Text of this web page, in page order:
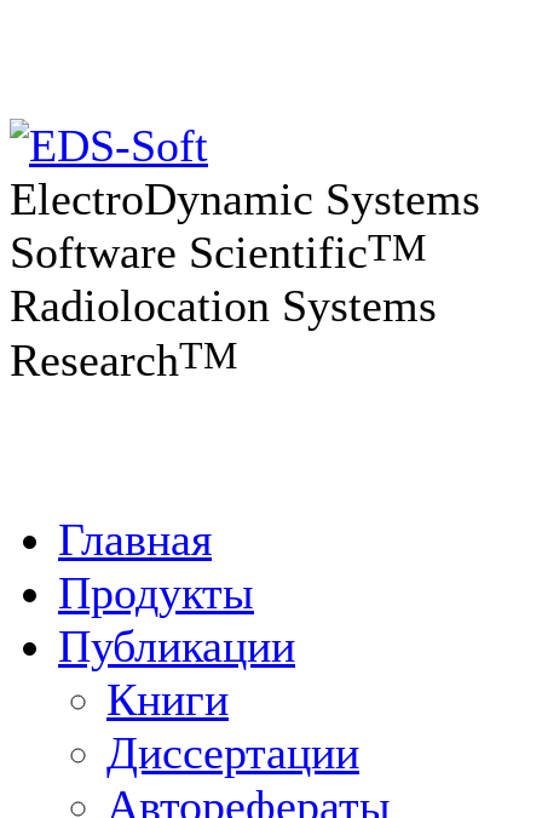
ElectroDynamic Systems
Software ScientificTM
Radiolocation Systems
ResearchTM
Главная
Продукты
Публикации
Книги
Диссертации
Авторефераты